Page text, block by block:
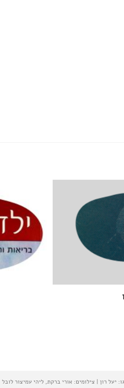
רון | צילומים: אורי ברקת, ליהי עמיצור לובל